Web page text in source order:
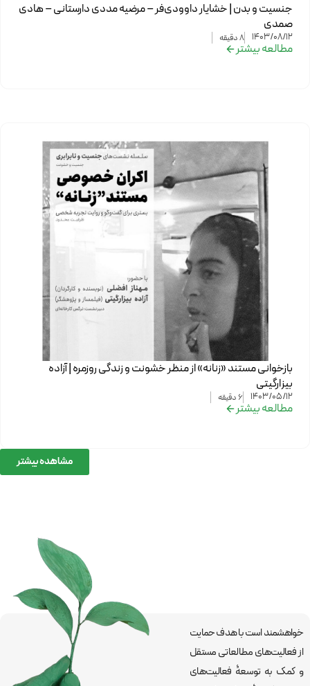
جنسیت و بدن | خشایار داوودی‌فر – مرضیه مددی دارستانی – هادی
صمدی
1403/08/12
8دقیقه
مطالعه بیشتر
بازخوانی مستند «زنانه» از منظر خشونت و زندگی روزمره | آزاده
بیزارگیتی
1403/05/12
6دقیقه
مطالعه بیشتر
مشاهده بیشتر
خواهشمند است با هدف حمایت
از فعالیت‌های مطالعاتی مستقل
و کمک به توسعۀ فعالیت‌های